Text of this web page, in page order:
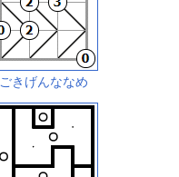
ごきげんななめ